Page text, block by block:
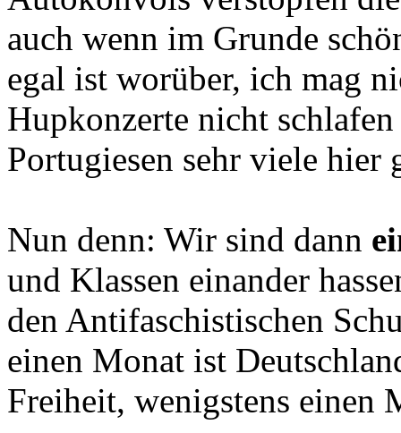
auch wenn im Grunde
egal ist worüber, ich mag
Hupkonzerte nicht
Portugiesen sehr viele hier
Nun denn: Wir sind dann
und Klassen einander
den Antifaschistischen
einen Monat ist
Freiheit, wenigstens einen